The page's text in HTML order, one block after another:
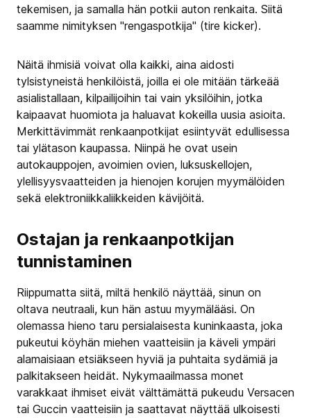
tekemisen, ja samalla hän potkii auton renkaita. Siitä
saamme nimityksen "rengaspotkija" (tire kicker).
Näitä ihmisiä voivat olla kaikki, aina aidosti
tylsistyneistä henkilöistä, joilla ei ole mitään tärkeää
asialistallaan, kilpailijoihin tai vain yksilöihin, jotka
kaipaavat huomiota ja haluavat kokeilla uusia asioita.
Merkittävimmät renkaanpotkijat esiintyvät edullisessa
tai ylätason kaupassa. Niinpä he ovat usein
autokauppojen, avoimien ovien, luksuskellojen,
ylellisyysvaatteiden ja hienojen korujen myymälöiden
sekä elektroniikkaliikkeiden kävijöitä.
Ostajan ja renkaanpotkijan
tunnistaminen
Riippumatta siitä, miltä henkilö näyttää, sinun on
oltava neutraali, kun hän astuu myymälääsi. On
olemassa hieno taru persialaisesta kuninkaasta, joka
pukeutui köyhän miehen vaatteisiin ja käveli ympäri
alamaisiaan etsiäkseen hyviä ja puhtaita sydämiä ja
palkitakseen heidät. Nykymaailmassa monet
varakkaat ihmiset eivät välttämättä pukeudu Versacen
tai Guccin vaatteisiin ja saattavat näyttää ulkoisesti